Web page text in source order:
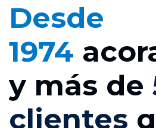
Desde
1974
y más de
clientes